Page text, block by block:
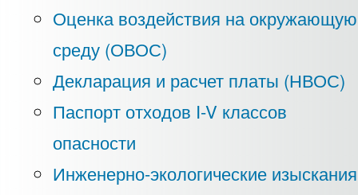
Оценка воздействия на окружающую
среду (ОВОС)
Декларация и расчет платы (НВОС)
Паспорт отходов I-V классов
опасности
Инженерно-экологические изыскания